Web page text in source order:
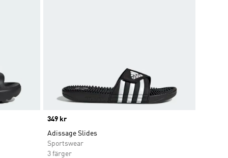
Price
349 kr
Adissage Slides
Sportswear
3 färger